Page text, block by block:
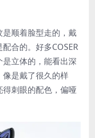
顺着脸型走的，戴
合的。好多COSER
立体的，能看出深
是戴了很久的样
刺眼的配色，偏哑